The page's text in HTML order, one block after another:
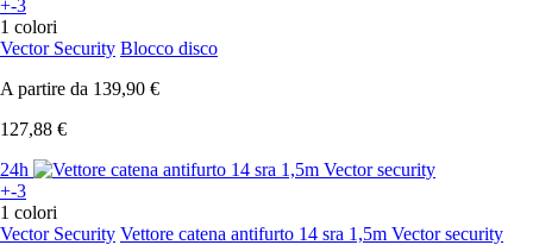
+-3
1 colori
Vector Security Blocco disco
A partire da 139,90 €
127,88 €
24h
+-3
1 colori
Vector Security Vettore catena antifurto 14 sra 1,5m Vector security